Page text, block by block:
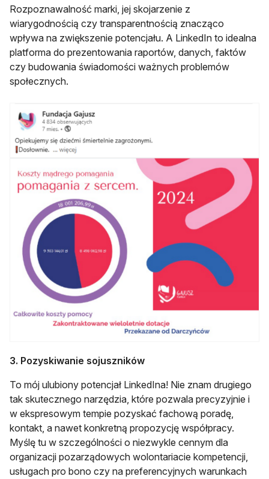
Rozpoznawalność marki, jej skojarzenie z
wiarygodnością czy transparentnością znacząco
wpływa na zwiększenie potencjału. A LinkedIn to idealna
platforma do prezentowania raportów, danych, faktów
czy budowania świadomości ważnych problemów
społecznych.
3. Pozyskiwanie sojuszników
To mój ulubiony potencjał LinkedIna! Nie znam drugiego
tak skutecznego narzędzia, które pozwala precyzyjnie i
w ekspresowym tempie pozyskać fachową poradę,
kontakt, a nawet konkretną propozycję współpracy.
Myślę tu w szczególności o niezwykle cennym dla
organizacji pozarządowych wolontariacie kompetencji,
usługach pro bono czy na preferencyjnych warunkach